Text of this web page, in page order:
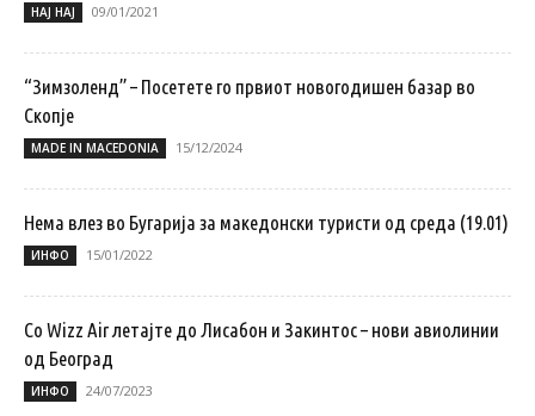
НАЈ НАЈ 09/01/2021
“Зимзоленд” – Посетете го првиот новогодишен базар во
Скопје
MADE IN MACEDONIA 15/12/2024
Нема влез во Бугарија за македонски туристи од среда (19.01)
ИНФО 15/01/2022
Со Wizz Air летајте до Лисабон и Закинтос – нови авиолинии
од Београд
ИНФО 24/07/2023